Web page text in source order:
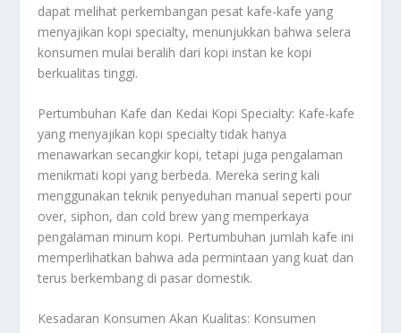
dapat melihat perkembangan pesat kafe-kafe yang
menyajikan kopi specialty, menunjukkan bahwa selera
konsumen mulai beralih dari kopi instan ke kopi
berkualitas tinggi.
Pertumbuhan Kafe dan Kedai Kopi Specialty: Kafe-kafe
yang menyajikan kopi specialty tidak hanya
menawarkan secangkir kopi, tetapi juga pengalaman
menikmati kopi yang berbeda. Mereka sering kali
menggunakan teknik penyeduhan manual seperti pour
over, siphon, dan cold brew yang memperkaya
pengalaman minum kopi. Pertumbuhan jumlah kafe ini
memperlihatkan bahwa ada permintaan yang kuat dan
terus berkembang di pasar domestik.
Kesadaran Konsumen Akan Kualitas: Konsumen